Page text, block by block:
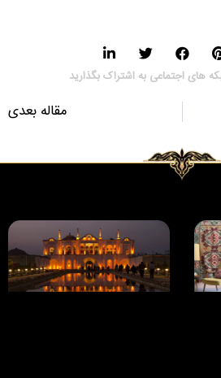
های اجتماعی به اشتراک بگذارید
مقاله بعدی